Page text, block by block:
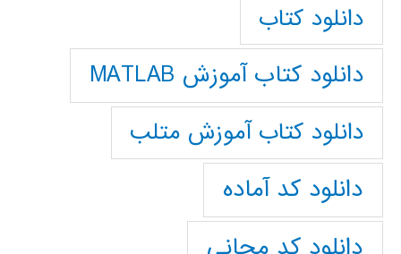
دانلود کتاب
دانلود کتاب آموزش MATLAB
دانلود کتاب آموزش متلب
دانلود کد آماده